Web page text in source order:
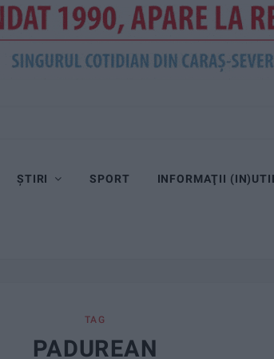
ȘTIRI SPORT INFORMAŢII
TAG
PADUREAN